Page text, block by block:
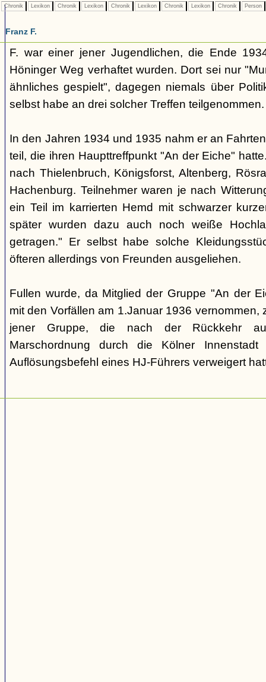
Chronik Lexikon Chronik Lexikon Chronik Lexikon Chronik Lexikon Chronik Person
Franz F.
F. war einer jener Jugendlichen, die Ende
Höninger Weg verhaftet wurden. Dort sei nur
ähnliches gespielt", dagegen niemals über
selbst habe an drei solcher Treffen teilgenommen.
In den Jahren 1934 und 1935 nahm er an
teil, die ihren Haupttreffpunkt "An der Eiche"
nach Thielenbruch, Königsforst, Altenberg,
Hachenburg. Teilnehmer waren je nach
ein Teil im karrierten Hemd mit schwarzer
später wurden dazu auch noch weiße
getragen." Er selbst habe solche
öfteren allerdings von Freunden ausgeliehen.
Fullen wurde, da Mitglied der Gruppe "An der
mit den Vorfällen am 1.Januar 1936 vernommen,
jener Gruppe, die nach der Rückkehr
Marschordnung durch die Kölner
Auflösungsbefehl eines HJ-Führers verweigert